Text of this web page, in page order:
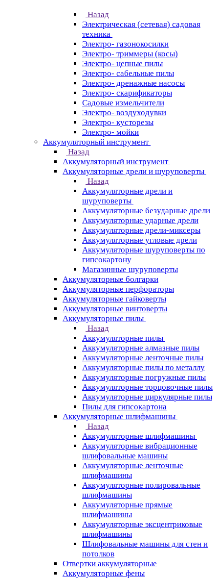
Назад
Электрическая (сетевая) садовая
техника
Электро- газонокосилки
Электро- триммеры (косы)
Электро- цепные пилы
Электро- сабельные пилы
Электро- дренажные насосы
Электро- скарификаторы
Садовые измельчители
Электро- воздуходувки
Электро- кусторезы
Электро- мойки
Аккумуляторный инструмент
Назад
Аккумуляторный инструмент
Аккумуляторные дрели и шуруповерты
Назад
Аккумуляторные дрели и
шуруповерты
Аккумуляторные безударные дрели
Аккумуляторные ударные дрели
Аккумуляторные дрели-миксеры
Аккумуляторные угловые дрели
Аккумуляторные шуруповерты по
гипсокартону
Магазинные шуруповерты
Аккумуляторные болгарки
Аккумуляторные перфораторы
Аккумуляторные гайковерты
Аккумуляторные винтоверты
Аккумуляторные пилы
Назад
Аккумуляторные пилы
Аккумуляторные алмазные пилы
Аккумуляторные ленточные пилы
Аккумуляторные пилы по металлу
Аккумуляторные погружные пилы
Аккумуляторные торцовочные пилы
Аккумуляторные циркулярные пилы
Пилы для гипсокартона
Аккумуляторные шлифмашины
Назад
Аккумуляторные шлифмашины
Аккумуляторные вибрационные
шлифовальные машины
Аккумуляторные ленточные
шлифмашины
Аккумуляторные полировальные
шлифмашины
Аккумуляторные прямые
шлифмашины
Аккумуляторные эксцентриковые
шлифмашины
Шлифовальные машины для стен и
потолков
Отвертки аккумуляторные
Аккумуляторные фены